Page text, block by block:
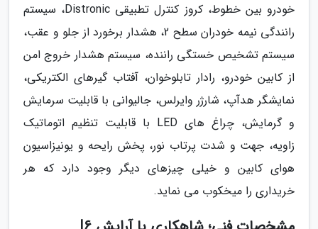
خودرو بین خطوط، کروز کنترل تطبیقی Distronic، سیستم
رانندگی نیمه خودران سطح 2، هشدار برخورد از جلو و عقب،
سیستم تشخیص خستگی راننده، سیستم هشدار خروج امن
از کابین خودرو، رادار تابلوخوان، آفتاب گیرهای الکتریکی،
نمایشگر هدآپ، شارژر وایرلس، جالیوانی با قابلیت سرمایش
و گرمایش، چراغ های LED با قابلیت تنظیم اتوماتیک
زاویه، جهت و شدت پرتاب نور، پخش رایحه و یونیزاسیون
هوای کابین و خیلی چیزهای دیگر وجود دارد که هر
خریداری را میخکوب می نماید.